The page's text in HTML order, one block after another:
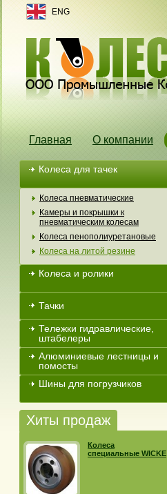
Главная О компании
ENG
Колеса для тачек
Колеса пневматические
Камеры и покрышки к
пневматическим колесам
Колеса пенополиуретановые
Колеса на литой резине
Колеса и ролики
Тачки
Тележки гидравлические,
штабелеры
Алюминиевые лестницы и
помосты
Шины для погрузчиков
Хиты продаж
Колеса
специальные WICKE